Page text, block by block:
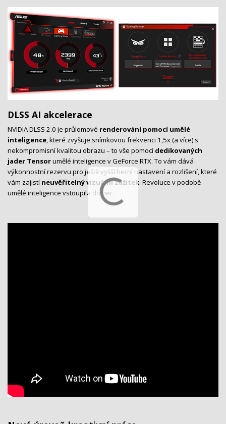
DLSS AI akcelerace
NVIDIA DLSS 2.0 je průlomové renderování pomocí umělé
inteligence, které zvyšuje snímkovou frekvenci 1,5x (a více) s
nekompromisní kvalitou obrazu – to vše pomocí dedikovaných
jader Tensorumělé inteligence v GeForce RTX. To vám dává
výkonnostní rezervu pro ještě vyšší herní nastavení a rozlišení, které
vám zajistí neuvěřitelný vizuální zážitek. Revoluce v podobě
umělé inteligence vstoupila do her.